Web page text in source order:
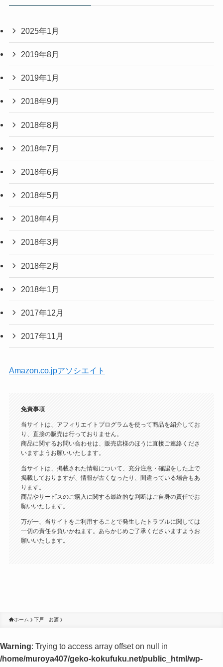
2025年1月
2019年8月
2019年1月
2018年9月
2018年8月
2018年7月
2018年6月
2018年5月
2018年4月
2018年3月
2018年2月
2018年1月
2017年12月
2017年11月
Amazon.co.jpアソシエイト
免責事項
当サイトは、アフィリエイトプログラムを使って商品を紹介してお
り、直接の販売は行っておりません。
商品に関するお問い合わせは、販売店様のほうに直接ご連絡くださ
いますようお願いいたします。
当サイトは、掲載された情報について、充分注意・確認をした上で
掲載しておりますが、情報が古くなったり、間違っている場合もあ
ります。
商品やサービスのご購入に関する最終的な判断はご自身の責任でお
願いいたします。
万が一、当サイトをご利用することで発生したトラブルに関しては
一切の責任を負いかねます。あらかじめご了承くださいますようお
願いいたします。
ホーム 下戸 お酒
Warning: Trying to access array offset on null in
/home/muroya407/geko-kokufuku.net/public_html/wp-